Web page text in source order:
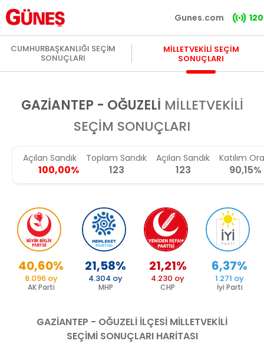
Gunes.com 120
CUMHURBAŞKANLIĞI SEÇİM
SONUÇLARI
MİLLETVEKİLİ SEÇİM
SONUÇLARI
GAZIANTEP - OĞUZELİ MİLLETVEKİLİ
SEÇİM SONUÇLARI
Açılan Sandık
100,00%
Toplam Sandık
123
Açılan Sandık
123
Katılım
90,15%
AK Parti
40,60%
8.096 oy
MHP
21,58%
4.304 oy
CHP
21,21%
4.230 oy
İyi Parti
6,37%
1.271 oy
GAZIANTEP - OĞUZELİ İLÇESİ MİLLETVEKİLİ
SEÇİMİ SONUÇLARI HARİTASI